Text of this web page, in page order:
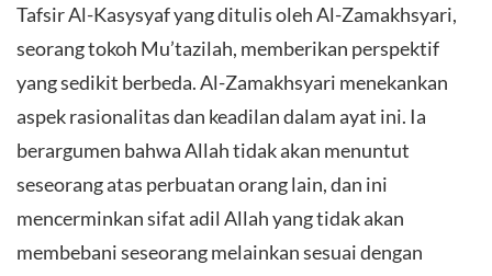
Tafsir Al-Kasysyaf yang ditulis oleh Al-Zamakhsyari,
seorang tokoh Mu’tazilah, memberikan perspektif
yang sedikit berbeda. Al-Zamakhsyari menekankan
aspek rasionalitas dan keadilan dalam ayat ini. Ia
berargumen bahwa Allah tidak akan menuntut
seseorang atas perbuatan orang lain, dan ini
mencerminkan sifat adil Allah yang tidak akan
membebani seseorang melainkan sesuai dengan